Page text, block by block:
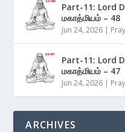
Part-11: Lord
மகாத்மியம் – 48
Jun 24, 2026 |
Part-11: Lord
மகாத்மியம் – 47
Jun 24, 2026 |
ARCHIVES